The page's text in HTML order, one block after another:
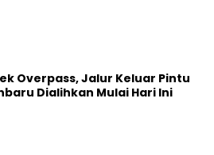
Overpass, Jalur Keluar Pintu
Dialihkan Mulai Hari Ini